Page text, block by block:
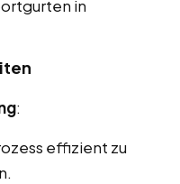
in
:
effizient zu